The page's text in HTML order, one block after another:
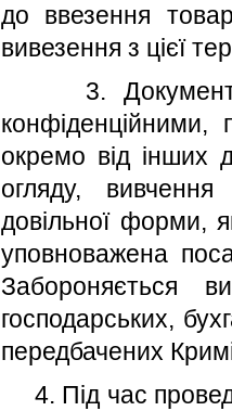
до ввезення
вивезення з цiєї
3. Документи,
конфiденцiйними,
окремо вiд iнших
огляду,
довiльної форми,
уповноважена
Забороняється
господарських,
передбачених
4. Пiд час